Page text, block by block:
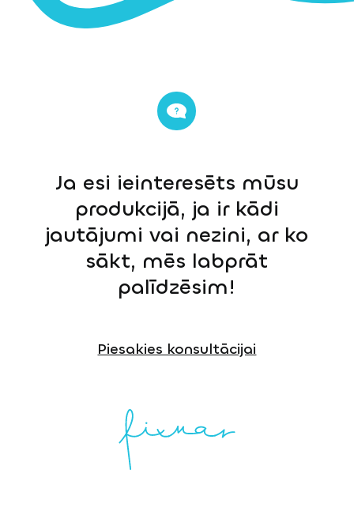
Ja esi ieinteresēts mūsu
produkcijā, ja ir kādi
jautājumi vai nezini, ar ko
sākt, mēs labprāt
palīdzēsim!
Piesakies konsultācijai